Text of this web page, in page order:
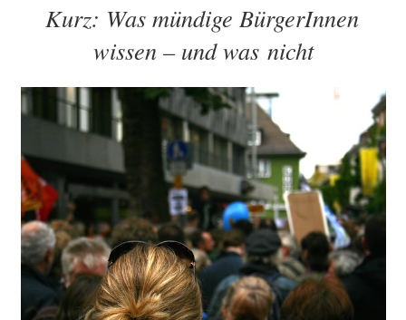
Kurz: Was mündige BürgerInnen
wissen – und was nicht